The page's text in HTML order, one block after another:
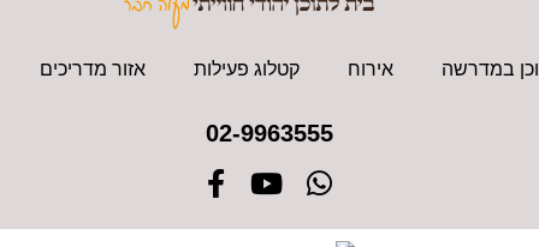
במדרשה אירוח קטלוג פעילות אזור מדריכים
02-9963555